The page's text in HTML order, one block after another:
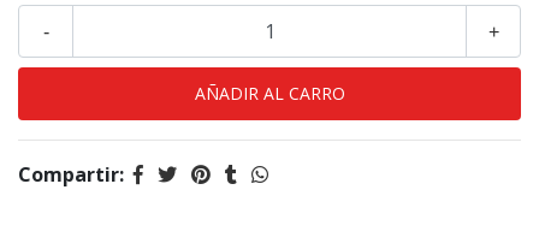
+
-
Compartir: